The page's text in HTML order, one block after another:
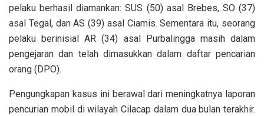
pelaku berhasil diamankan: SUS (50) asal Brebes, SO (37)
asal Tegal, dan AS (39) asal Ciamis. Sementara itu, seorang
pelaku berinisial AR (34) asal Purbalingga masih dalam
pengejaran dan telah dimasukkan dalam daftar pencarian
orang (DPO).
Pengungkapan kasus ini berawal dari meningkatnya laporan
pencurian mobil di wilayah Cilacap dalam dua bulan terakhir.